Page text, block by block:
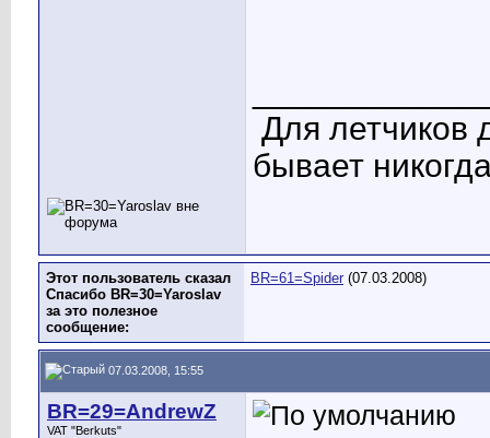
Для летчиков
бывает
Этот пользователь сказал
Спасибо BR=30=Yaroslav
за это полезное
сообщение:
BR=61=Spider (07.03.2008)
07.03.2008, 15:55
BR=29=AndrewZ
VAT "Berkuts"